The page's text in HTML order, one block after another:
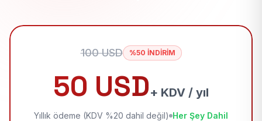
100 USD %50 İNDİRİM
50 USD+ KDV / yıl
Yıllık ödeme (KDV %20 dahil değil) Her Şey Dahil